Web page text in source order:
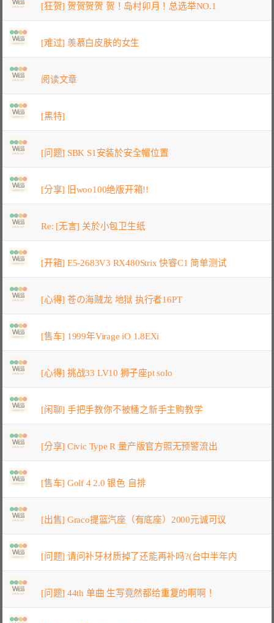
[狂贺] 贺贺贺贺 贺！岛村卯月！总选举NO.1
[难过] 羡慕白皮肤的女生
阅读文章
[黑特]
[问题] SBK S1安装於安全帽位置
[分享] 旧woo100绝版开箱!!
Re: [无言] 关於小包卫生纸
[开箱] E5-2683V3 RX480Strix 快睿C1 简单测试
[心得] 苍の海贼龙 地狱 执行者16PT
[售车] 1999年Virage iO 1.8EXi
[心得] 挑战33 LV10 狮子座pt solo
[闲聊] 手把手教你不被桶之新手主购教学
[分享] Civic Type R 量产版官方照无预警流出
[售车] Golf 4 2.0 银色 自排
[出售] Graco提篮汽座（有底座）2000元诚可议
[问题] 请问补牙材质掉了还能再补吗?(台中半年内
[问题] 44th 单曲 生写竟然都给重复的啊啊！